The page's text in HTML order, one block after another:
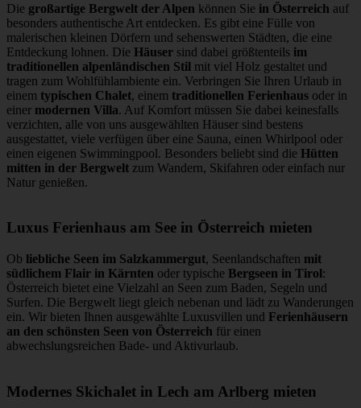
Die großartige Bergwelt der Alpen können Sie in Österreich auf
besonders authentische Art entdecken. Es gibt eine Fülle von
malerischen kleinen Dörfern und sehenswerten Städten, die eine
Entdeckung lohnen. Die Häuser sind dabei größtenteils im
traditionellen alpenländischen Stil mit viel Holz gestaltet und
tragen zum Wohlfühlambiente ein. Verbringen Sie Ihren Urlaub in
einem typischen Chalet, einem traditionellen Ferienhaus oder in
einer modernen Villa. Auf Komfort müssen Sie dabei keinesfalls
verzichten, alle von uns ausgewählten Häuser sind bestens
ausgestattet, viele verfügen über eine Sauna, einen Whirlpool oder
einen eigenen Swimmingpool. Besonders beliebt sind die Hütten
mitten in der Bergwelt zum Wandern, Skifahren oder einfach nur
Natur genießen.
Luxus Ferienhaus am See in Österreich mieten
Ob liebliche Seen im Salzkammergut, Seenlandschaften mit
südlichem Flair in Kärnten oder typische Bergseen in Tirol:
Österreich bietet eine Vielzahl an Seen zum Baden, Segeln und
Surfen. Die Bergwelt liegt gleich nebenan und lädt zu Wanderungen
ein. Wir bieten Ihnen ausgewählte Luxusvillen und Ferienhäusern
an den schönsten Seen von Österreich für einen
abwechslungsreichen Bade- und Aktivurlaub.
Modernes Skichalet in Lech am Arlberg mieten